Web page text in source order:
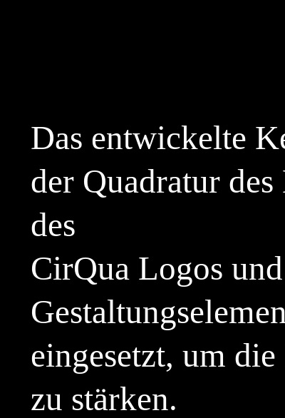
Das entwickelte
der Quadratur
des
CirQua Logos
eingesetzt, um
zu stärken.